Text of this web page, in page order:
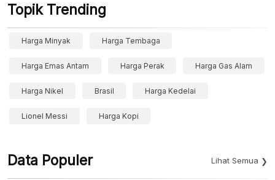
Topik Trending
Harga Minyak Harga Tembaga
Harga Emas Antam Harga Perak Harga Gas Alam
Harga Nikel Brasil Harga Kedelai
Lionel Messi Harga Kopi
Data Populer Lihat Semua